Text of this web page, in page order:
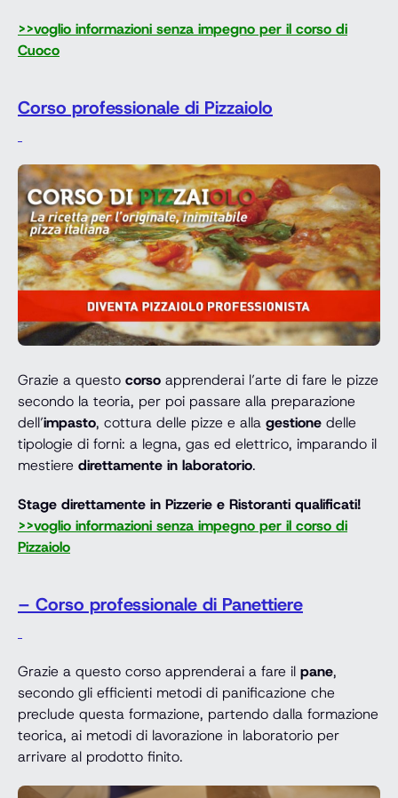
>>voglio informazioni senza impegno per il corso di
Cuoco
Corso professionale di Pizzaiolo
Grazie a questo corso apprenderai l’arte di fare le pizze
secondo la teoria, per poi passare alla preparazione
dell’impasto, cottura delle pizze e alla gestione delle
tipologie di forni: a legna, gas ed elettrico, imparando il
mestiere direttamente in laboratorio.
Stage direttamente in Pizzerie e Ristoranti qualificati!
>>voglio informazioni senza impegno per il corso di
Pizzaiolo
– Corso professionale di Panettiere
Grazie a questo corso apprenderai a fare il pane,
secondo gli efficienti metodi di panificazione che
preclude questa formazione, partendo dalla formazione
teorica, ai metodi di lavorazione in laboratorio per
arrivare al prodotto finito.